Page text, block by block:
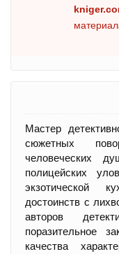
Мастер
сюжетных
человеческих
полицейских
экзотической
достоинств с
авторов
поразительное
качества